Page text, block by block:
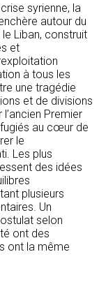
syrienne, la
autour du
Liban, construit
et
à tous les
une tragédie
et de divisions
Premier
au cœur de
le
Les plus
des idées
plusieurs
Un
selon
ont des
ont la même